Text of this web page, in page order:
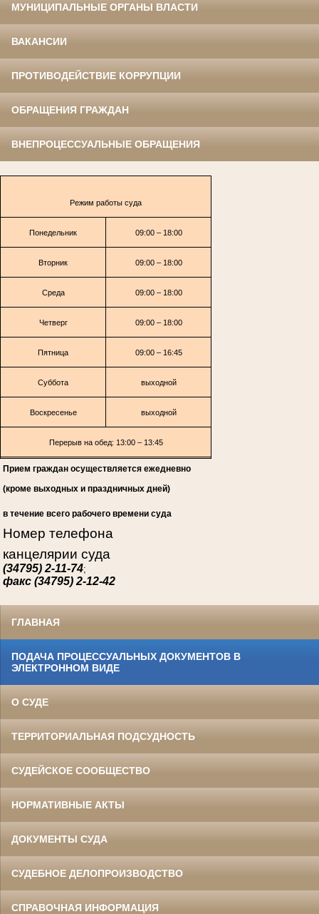
МУНИЦИПАЛЬНЫЕ ОРГАНЫ ВЛАСТИ
ВАКАНСИИ
ПРОТИВОДЕЙСТВИЕ КОРРУПЦИИ
ОБРАЩЕНИЯ ГРАЖДАН
ВНЕПРОЦЕССУАЛЬНЫЕ ОБРАЩЕНИЯ
Режим работы суда
Понедельник 09:00 – 18:00
Вторник 09:00 – 18:00
Среда 09:00 – 18:00
Четверг 09:00 – 18:00
Пятница 09:00 – 16:45
Суббота выходной
Воскресенье выходной
Перерыв на обед: 13:00 – 13:45
Прием граждан осуществляется ежедневно
(кроме выходных и праздничных дней)
в течение всего рабочего времени суда
Номер телефона
канцелярии суда
(34795) 2-11-74;
факс (34795) 2-12-42
ГЛАВНАЯ
ПОДАЧА ПРОЦЕССУАЛЬНЫХ ДОКУМЕНТОВ В
ЭЛЕКТРОННОМ ВИДЕ
О СУДЕ
ТЕРРИТОРИАЛЬНАЯ ПОДСУДНОСТЬ
СУДЕЙСКОЕ СООБЩЕСТВО
НОРМАТИВНЫЕ АКТЫ
ДОКУМЕНТЫ СУДА
СУДЕБНОЕ ДЕЛОПРОИЗВОДСТВО
СПРАВОЧНАЯ ИНФОРМАЦИЯ